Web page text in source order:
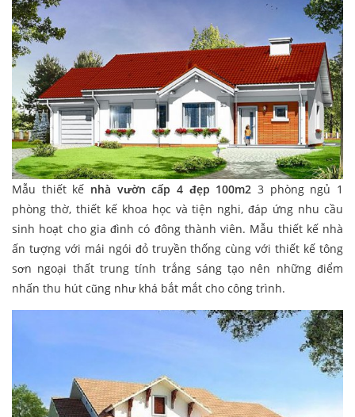
Mẫu thiết kế nhà vườn cấp 4 đẹp 100m2 3 phòng ngủ 1
phòng thờ, thiết kế khoa học và tiện nghi, đáp ứng nhu cầu
sinh hoạt cho gia đình có đông thành viên. Mẫu thiết kế nhà
ấn tượng với mái ngói đỏ truyền thống cùng với thiết kế tông
sơn ngoại thất trung tính trắng sáng tạo nên những điểm
nhấn thu hút cũng như khá bắt mắt cho công trình.